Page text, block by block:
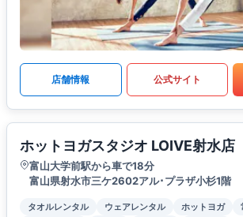
店舗情報 公式サイト
ホットヨガスタジオ LOIVE射水店
富山大学前駅から車で18分
富山県射水市三ケ2602アル･プラザ小杉1階
タオルレンタル ウェアレンタル ホットヨガ